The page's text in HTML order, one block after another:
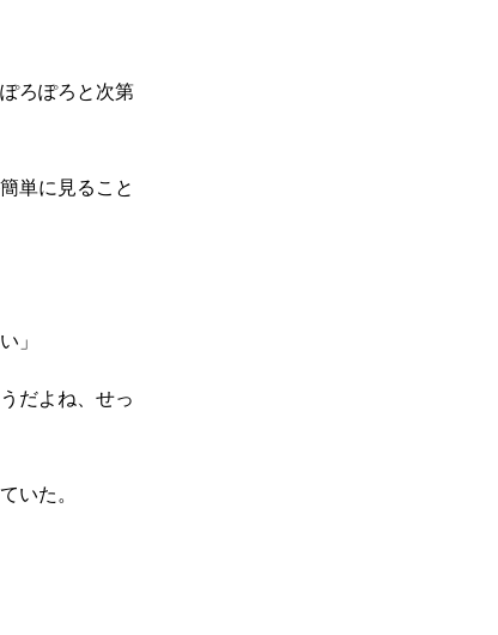
ろぽろと次第
単に見ること
」
だよね、せっ
いた。